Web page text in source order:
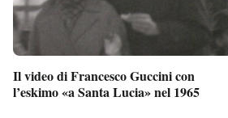
Il video di Francesco Guccini con
l’eskimo «a Santa Lucia» nel 1965